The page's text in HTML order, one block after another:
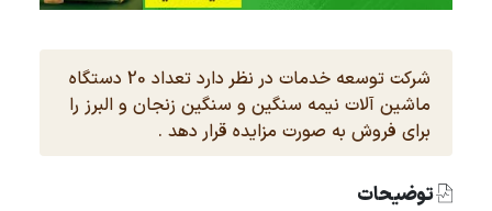
شرکت توسعه خدمات در نظر دارد تعداد 20 دستگاه
ماشین آلات نیمه سنگین و سنگین زنجان و البرز را
برای فروش به صورت مزایده قرار دهد .
توضیحات